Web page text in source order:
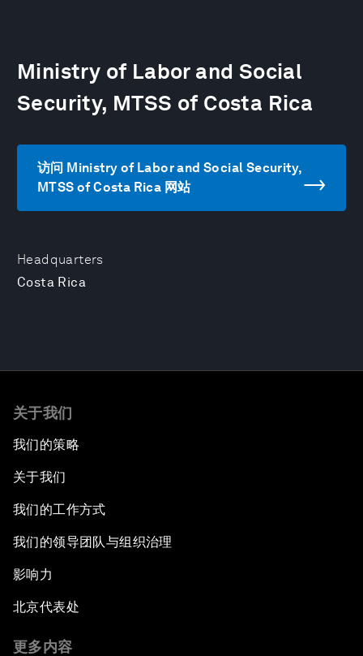
Headquarters
Costa Rica
Ministry of Labor and Social
Security, MTSS of Costa Rica
访问 Ministry of Labor and Social Security,
MTSS of Costa Rica 网站
关于我们
我们的策略
关于我们
我们的工作方式
我们的领导团队与组织治理
影响力
北京代表处
更多内容